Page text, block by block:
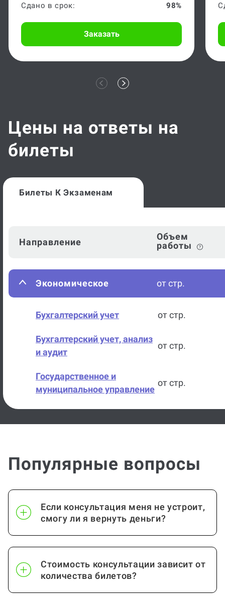
Сдано в срок:
98%
Заказать
Цены на ответы на
билеты
Билеты К Экзаменам
Направление
Объем
работы
Экономическое от стр.
Бухгалтерский учет от стр.
Бухгалтерский учет, анализ
и аудит
от стр.
Государственное и
муниципальное управление
от стр.
Маркетинг от стр.
Статистика от стр.
Стратегический
менеджмент
Управление проектами от стр.
Популярные вопросы
Если консультация меня не устроит,
смогу ли я вернуть деньги?
Стоимость консультации зависит от
количества билетов?